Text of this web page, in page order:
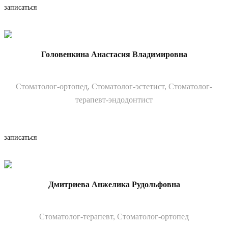
записаться
Головенкина Анастасия Владимировна
Стоматолог-ортопед, Стоматолог-эстетист, Стоматолог-
терапевт-эндодонтист
записаться
Дмитриева Анжелика Рудольфовна
Cтоматолог-терапевт, Cтоматолог-ортопед